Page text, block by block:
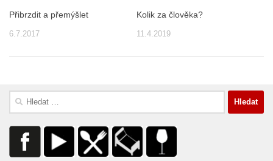
Přibrzdit a přemýšlet
6.7.2017
Kolik za člověka?
11.4.2019
Vyhledávání